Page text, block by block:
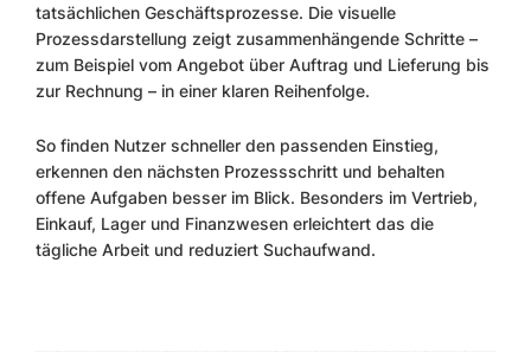
tatsächlichen Geschäftsprozesse. Die visuelle
Prozessdarstellung zeigt zusammenhängende Schritte –
zum Beispiel vom Angebot über Auftrag und Lieferung bis
zur Rechnung – in einer klaren Reihenfolge.
So finden Nutzer schneller den passenden Einstieg,
erkennen den nächsten Prozessschritt und behalten
offene Aufgaben besser im Blick. Besonders im Vertrieb,
Einkauf, Lager und Finanzwesen erleichtert das die
tägliche Arbeit und reduziert Suchaufwand.